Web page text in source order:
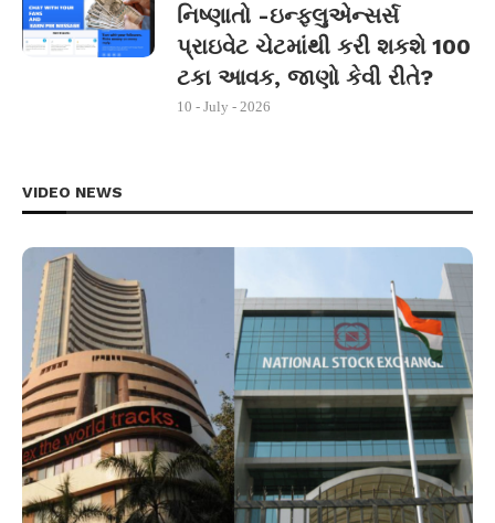
નિષ્ણાતો -ઇન્ફ્લુએન્સર્સ
પ્રાઇવેટ ચેટમાંથી કરી શકશે 100
ટકા આવક, જાણો કેવી રીતે?
10 - July - 2026
VIDEO NEWS